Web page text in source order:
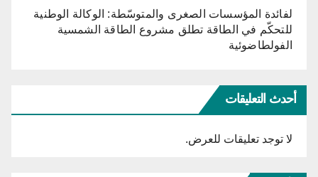
لفائدة المؤسسات الصغرى والمتوسّطة: الوكالة الوطنية
للتحكّم في الطاقة تطلق مشروع الطاقة الشمسية
الفولطاضوئية
أحدث التعليقات
لا توجد تعليقات للعرض.